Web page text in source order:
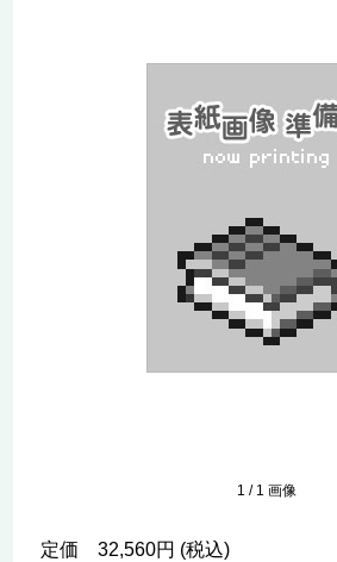
1 / 1 画像
定価 32,560円 (税込)